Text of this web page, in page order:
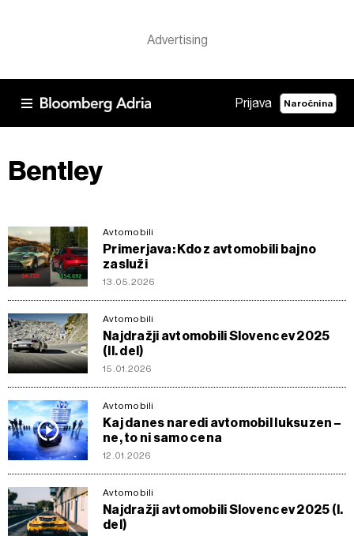
Prijava Naročnina
Bentley
Avtomobili
Primerjava: Kdo z avtomobili bajno
zasluži
13.05.2026
Avtomobili
Najdražji avtomobili Slovencev 2025
(II. del)
15.01.2026
Avtomobili
Kaj danes naredi avtomobil luksuzen –
ne, to ni samo cena
12.01.2026
Avtomobili
Najdražji avtomobili Slovencev 2025 (I.
del)